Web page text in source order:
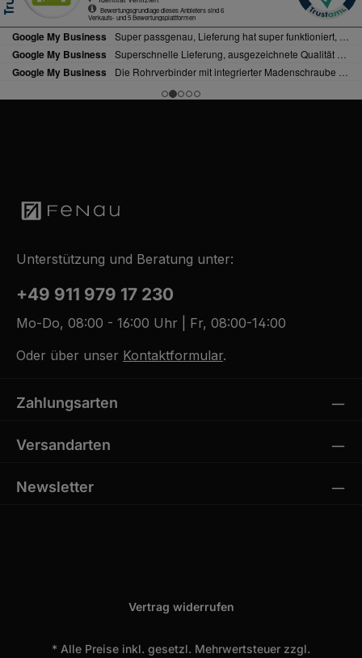
Unterstützung und Beratung unter:
+49 911 979 17 230
Mo-Do, 08:00 - 16:00 Uhr | Fr, 08:00-14:00
Oder über unser Kontaktformular.
Zahlungsarten
Versandarten
Newsletter
Vertrag widerrufen
* Alle Preise inkl. gesetzl. Mehrwertsteuer zzgl.